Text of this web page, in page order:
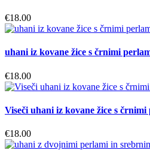
€18.00
uhani iz kovane žice s črnimi
€18.00
Viseči uhani iz kovane žice s črnimi
€18.00